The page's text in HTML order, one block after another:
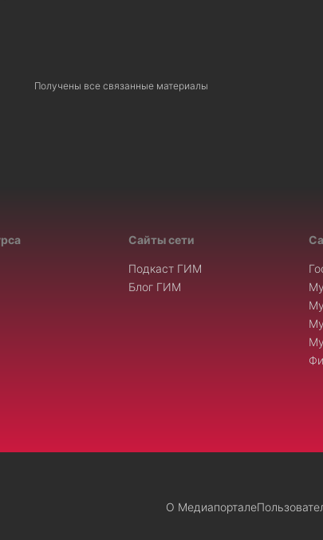
Получены все связанные материалы
Сайты сети
Подкаст ГИМ
Блог ГИМ
О Медиапортале